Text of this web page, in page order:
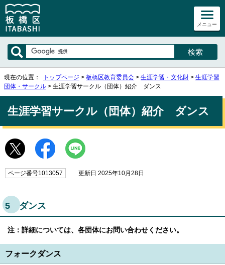
メニュー
現在の位置： トップページ > 板橋区教育委員会 > 生涯学習・文化財 > 生涯学習
団体・サークル > 生涯学習サークル（団体）紹介 ダンス
生涯学習サークル（団体）紹介 ダンス
ページ番号1013057 更新日 2025年10月28日
5 ダンス
注：詳細については、各団体にお問い合わせください。
フォークダンス